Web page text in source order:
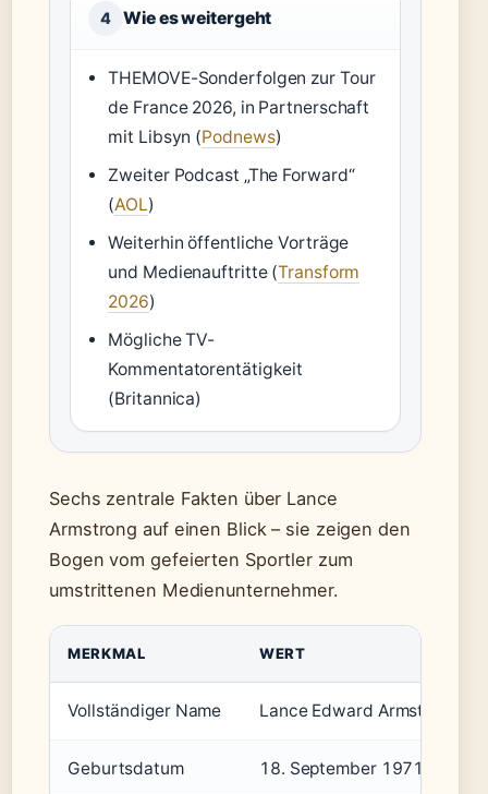
4 Wie es weitergeht
THEMOVE-Sonderfolgen zur Tour
de France 2026, in Partnerschaft
mit Libsyn (Podnews)
Zweiter Podcast „The Forward“
(AOL)
Weiterhin öffentliche Vorträge
und Medienauftritte (Transform
2026)
Mögliche TV-
Kommentatorentätigkeit
(Britannica)
Sechs zentrale Fakten über Lance
Armstrong auf einen Blick – sie zeigen den
Bogen vom gefeierten Sportler zum
umstrittenen Medienunternehmer.
MERKMAL WERT
Vollständiger Name Lance Edward Armstrong
Geburtsdatum 18. September 1971